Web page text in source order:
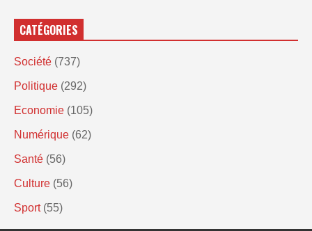
CATÉGORIES
Société (737)
Politique (292)
Economie (105)
Numérique (62)
Santé (56)
Culture (56)
Sport (55)